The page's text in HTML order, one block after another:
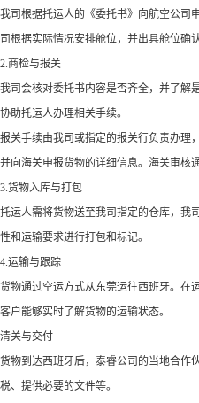
我司根据托运人的《委托书》向航空公司
司根据实际情况安排舱位，并出具舱位确认
2.商检与报关
我司会核对委托书内容是否齐全，并了解
协助托运人办理相关手续。
报关手续由我司或指定的报关行负责办理
并向海关申报货物的详细信息。海关审核
3.货物入库与打包
托运人需将货物送至我司指定的仓库，我
性和运输要求进行打包和标记。
4.运输与跟踪
货物通过空运方式从东莞运往西班牙。在
客户能够实时了解货物的运输状态。
清关与交付
货物到达西班牙后，泰睿公司的当地合作
税、提供必要的文件等。